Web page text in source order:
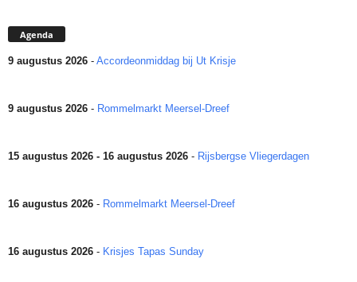
Agenda
9 augustus 2026 - Accordeonmiddag bij Ut Krisje
9 augustus 2026 - Rommelmarkt Meersel-Dreef
15 augustus 2026 - 16 augustus 2026 - Rijsbergse Vliegerdagen
16 augustus 2026 - Rommelmarkt Meersel-Dreef
16 augustus 2026 - Krisjes Tapas Sunday